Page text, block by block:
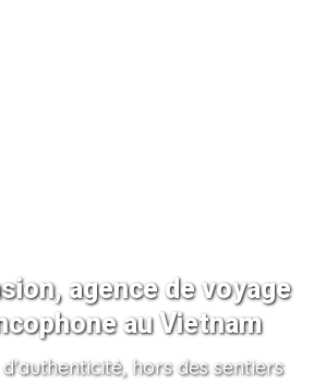
agence de voyage
au Vietnam
hors des sentiers